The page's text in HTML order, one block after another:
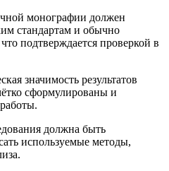
монографии должен
стандартам и обычно
подтверждается проверкой в
значимость результатов
сформулированы и
должна быть
используемые методы,